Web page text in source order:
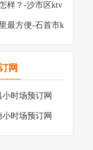
样？-沙市区ktv
最方便-石首市k
网
小时场预订网
小时场预订网